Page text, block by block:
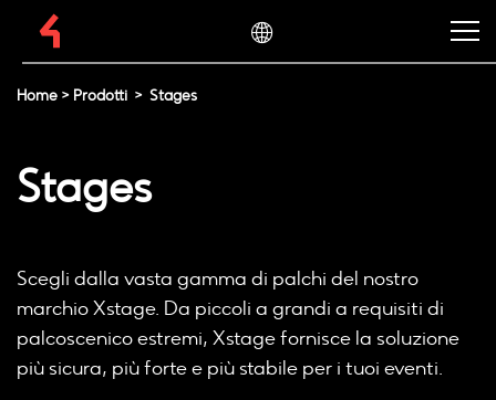
Home > Prodotti > Stages
Stages
Scegli dalla vasta gamma di palchi del nostro
marchio Xstage. Da piccoli a grandi a requisiti di
palcoscenico estremi, Xstage fornisce la soluzione
più sicura, più forte e più stabile per i tuoi eventi.